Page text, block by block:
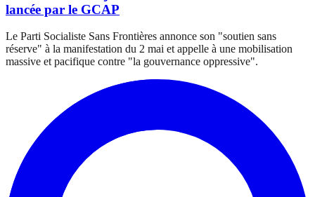
lancée par le GCAP
Le Parti Socialiste Sans Frontières annonce son "soutien sans
réserve" à la manifestation du 2 mai et appelle à une mobilisation
massive et pacifique contre "la gouvernance oppressive".